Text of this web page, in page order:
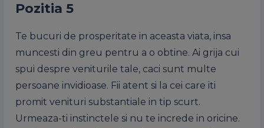
Pozitia 5
Te bucuri de prosperitate in aceasta viata, insa
muncesti din greu pentru a o obtine. Ai grija cui
spui despre veniturile tale, caci sunt multe
persoane invidioase. Fii atent si la cei care iti
promit venituri substantiale in tip scurt.
Urmeaza-ti instinctele si nu te increde in oricine.